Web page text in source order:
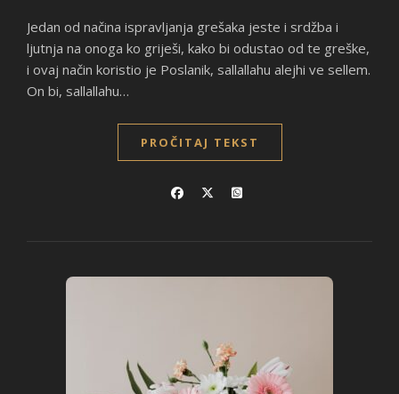
Jedan od načina ispravljanja grešaka jeste i srdžba i
ljutnja na onoga ko griješi, kako bi odustao od te greške,
i ovaj način koristio je Poslanik, sallallahu alejhi ve sellem.
On bi, sallallahu…
PROČITAJ TEKST